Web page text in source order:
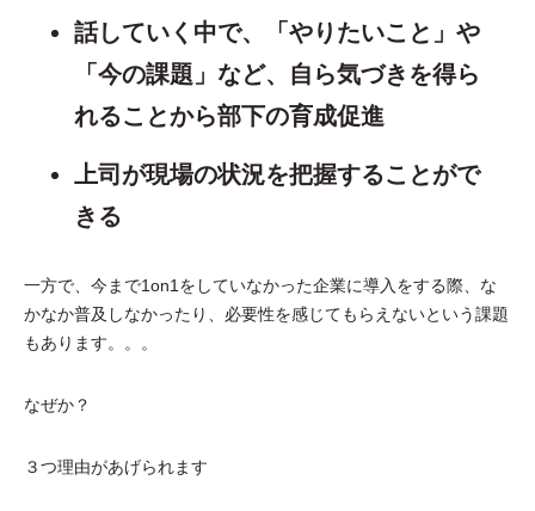
話していく中で、「やりたいこと」や
「今の課題」など、自ら気づきを得ら
れることから部下の育成促進
上司が現場の状況を把握することがで
きる
一方で、今まで1on1をしていなかった企業に導入をする際、な
かなか普及しなかったり、必要性を感じてもらえないという課題
もあります。。。
なぜか？
３つ理由があげられます